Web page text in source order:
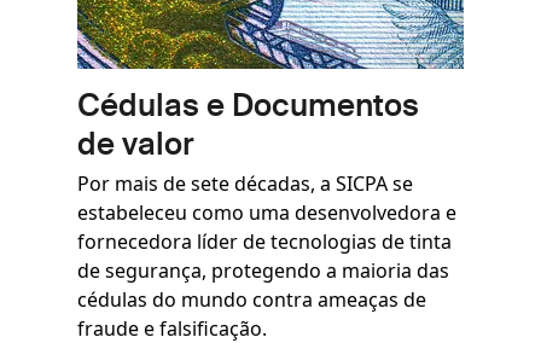
Cédulas e Documentos
de valor
Por mais de sete décadas, a SICPA se
estabeleceu como uma desenvolvedora e
fornecedora líder de tecnologias de tinta
de segurança, protegendo a maioria das
cédulas do mundo contra ameaças de
fraude e falsificação.